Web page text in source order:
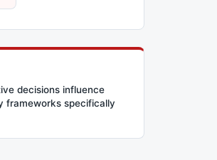
decisions influence
frameworks specifically